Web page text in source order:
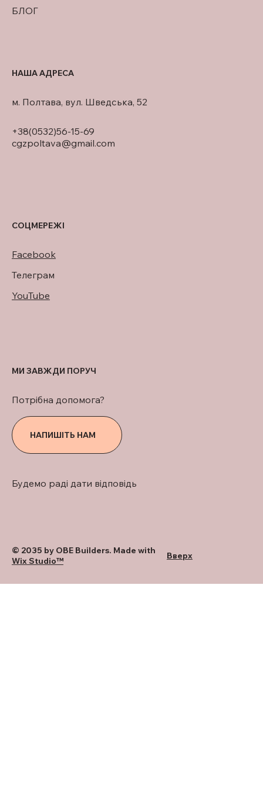
БЛОГ
+38(0532)56-15-69
cgzpoltava@gmail.com
м. Полтава, вул. Шведська, 52
НАША АДРЕСА
СОЦМЕРЕЖІ
Facebook
Телеграм
YouTube
Будемо раді дати відповідь
НАПИШІТЬ НАМ
Потрібна допомога?
МИ ЗАВЖДИ ПОРУЧ
© 2035 by OBE Builders. Made with
Wix Studio™
Вверх